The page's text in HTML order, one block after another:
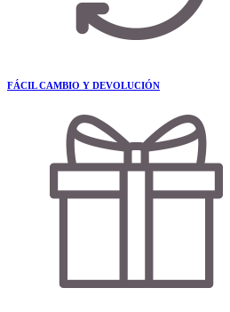
FÁCIL CAMBIO Y DEVOLUCIÓN